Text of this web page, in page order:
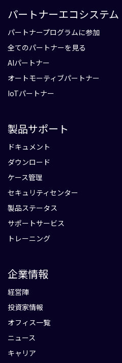
パートナーエコシステム
パートナープログラムに参加
全てのパートナーを見る
AIパートナー
オートモーティブパートナー
IoTパートナー
製品サポート
ドキュメント
ダウンロード
ケース管理
セキュリティセンター
製品ステータス
サポートサービス
トレーニング
企業情報
経営陣
投資家情報
オフィス一覧
ニュース
キャリア